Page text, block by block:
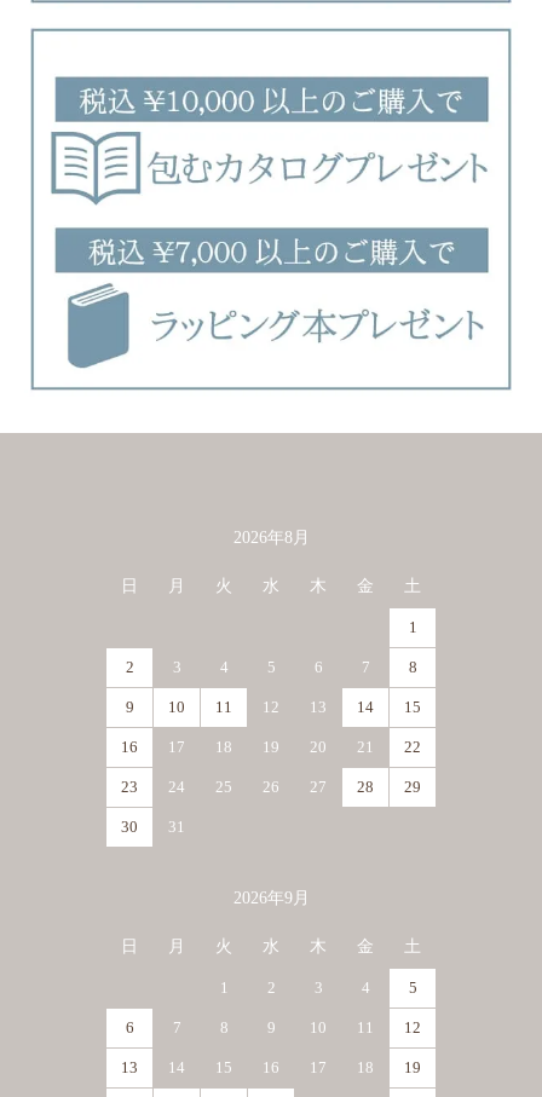
2026年8月
日 月 火 水 木 金 土
1
2 3 4 5 6 7 8
9 10 11 12 13 14 15
16 17 18 19 20 21 22
23 24 25 26 27 28 29
30 31
2026年9月
日 月 火 水 木 金 土
1 2 3 4 5
6 7 8 9 10 11 12
13 14 15 16 17 18 19